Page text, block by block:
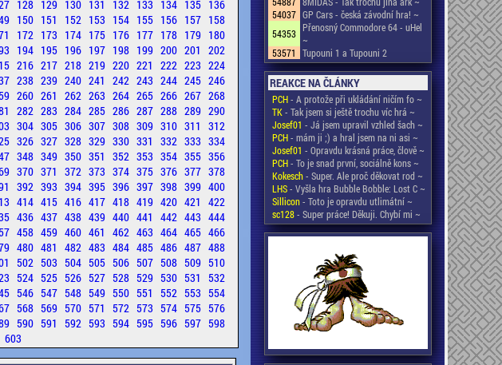
128 129 130 131 132 133 134 135 136
150 151 152 153 154 155 156 157 158
172 173 174 175 176 177 178 179 180
194 195 196 197 198 199 200 201 202
216 217 218 219 220 221 222 223 224
238 239 240 241 242 243 244 245 246
260 261 262 263 264 265 266 267 268
282 283 284 285 286 287 288 289 290
304 305 306 307 308 309 310 311 312
326 327 328 329 330 331 332 333 334
348 349 350 351 352 353 354 355 356
370 371 372 373 374 375 376 377 378
392 393 394 395 396 397 398 399 400
414 415 416 417 418 419 420 421 422
436 437 438 439 440 441 442 443 444
458 459 460 461 462 463 464 465 466
480 481 482 483 484 485 486 487 488
502 503 504 505 506 507 508 509 510
524 525 526 527 528 529 530 531 532
546 547 548 549 550 551 552 553 554
568 569 570 571 572 573 574 575 576
590 591 592 593 594 595 596 597 598
603
54037 GP Cars - česká závodní hra! ~
54353 Přenosný Commodore 64 - uHel
~
53571
Tupouni 1 a Tupouni 2
REAKCE NA ČLÁNKY
PCH- A protože při ukládání ničím fo ~
TK- Tak jsem si ještě trochu víc hrá ~
Josef01 - Já jsem upravil vzhled šach ~
PCH- mám ji ;) a hral jsem na ni asi ~
Josef01 - Opravdu krásná práce, člově ~
PCH- To je snad první, sociálně kons ~
Kokesch- Super. Ale proč děkovat rod ~
LHS- Vyšla hra Bubble Bobble: Lost C ~
Sillicon- Toto je opravdu utlimátní ~
sc128- Super práce! Děkuji. Chybí mi ~